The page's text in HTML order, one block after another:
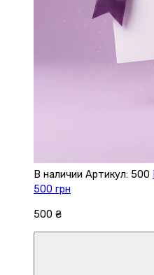
В наличии Артикул: 500
500 грн
500 ₴